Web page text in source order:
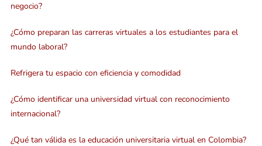
negocio?
¿Cómo preparan las carreras virtuales a los estudiantes para el
mundo laboral?
Refrigera tu espacio con eficiencia y comodidad
¿Cómo identificar una universidad virtual con reconocimiento
internacional?
¿Qué tan válida es la educación universitaria virtual en Colombia?